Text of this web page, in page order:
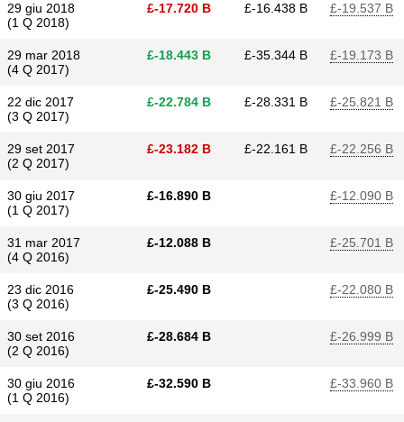
29 giu 2018
(1 Q 2018)
£​-17.720 B £​-16.438 B £​-19.537 B
29 mar 2018
(4 Q 2017)
£​-18.443 B £​-35.344 B £​-19.173 B
22 dic 2017
(3 Q 2017)
£​-22.784 B £​-28.331 B £​-25.821 B
29 set 2017
(2 Q 2017)
£​-23.182 B £​-22.161 B £​-22.256 B
30 giu 2017
(1 Q 2017)
£​-16.890 B £​-12.090 B
31 mar 2017
(4 Q 2016)
£​-12.088 B £​-25.701 B
23 dic 2016
(3 Q 2016)
£​-25.490 B £​-22.080 B
30 set 2016
(2 Q 2016)
£​-28.684 B £​-26.999 B
30 giu 2016
(1 Q 2016)
£​-32.590 B £​-33.960 B